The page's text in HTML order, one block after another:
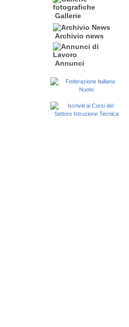
Gallerie
Archivio news
Annunci